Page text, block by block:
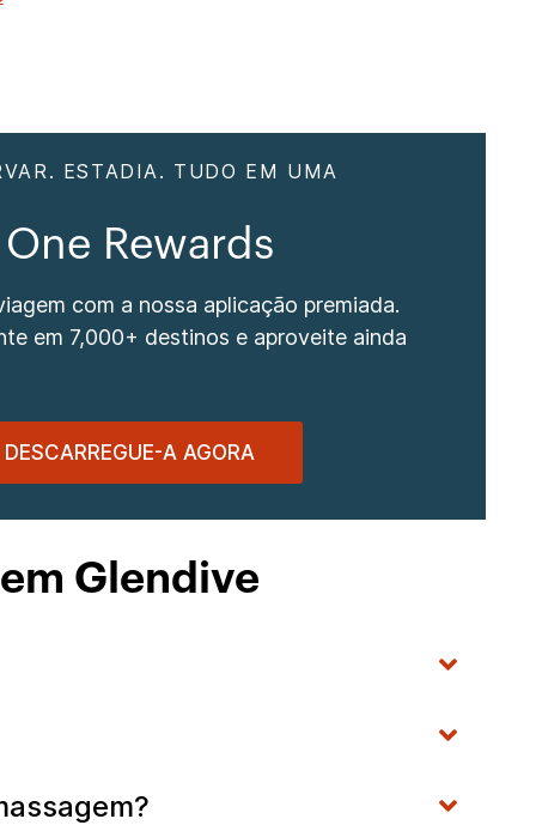
ESTADIA. TUDO EM UMA
Rewards
com a nossa aplicação premiada.
em 7,000+ destinos e aproveite ainda
DESCARREGUE-A AGORA
Glendive